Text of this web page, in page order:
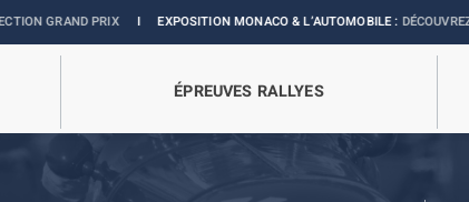
IEXPOSITION MONACO & L’AUTOMOBILE :DÉCOUVREZ
ÉPREUVES RALLYES